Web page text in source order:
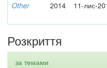
Other 2014 11-лис-
Розкриття
за темами